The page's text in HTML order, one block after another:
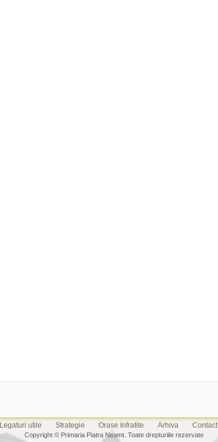
Legaturi utile Strategie Orase Infratite Arhiva Contact
Copyright © Primaria Piatra Neamt. Toate drepturiile rezervate